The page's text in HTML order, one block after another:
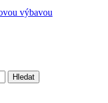
výbavou